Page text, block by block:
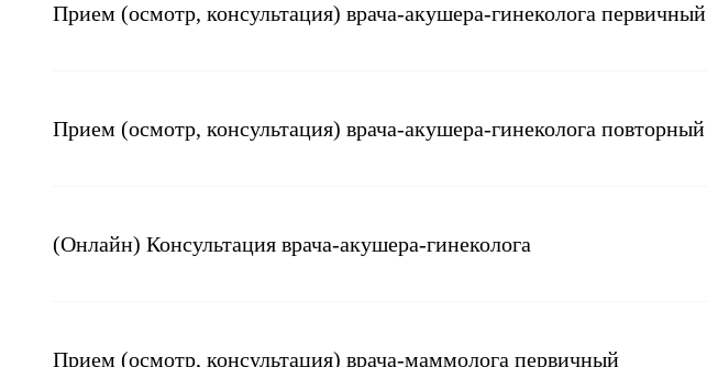
Прием (осмотр, консультация) врача-акушера-гинеколога первичный
Прием (осмотр, консультация) врача-акушера-гинеколога повторный
(Онлайн) Консультация врача-акушера-гинеколога
Прием (осмотр, консультация) врача-маммолога первичный